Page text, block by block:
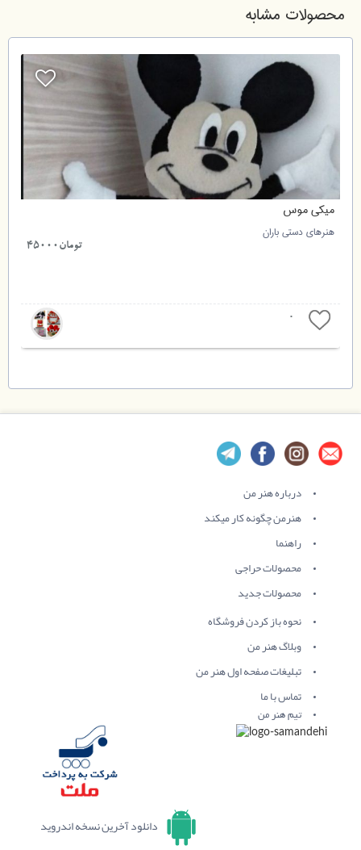
محصولات مشابه
میکی موس
هنرهای دستی باران
تومان45000
0
درباره هنر من
هنرمن چگونه کار میکند
راهنما
محصولات حراجی
محصولات جدید
نحوه باز کردن فروشگاه
وبلاگ هنر من
تبلیغات صفحه اول هنر من
تماس با ما
تیم هنر من
دانلود آخرین نسخه اندروید